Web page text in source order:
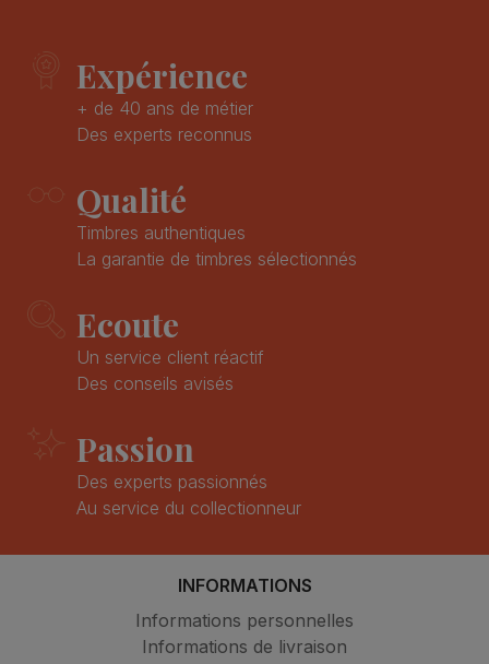
Expérience
+ de 40 ans de métier
Des experts reconnus
Qualité
Timbres authentiques
La garantie de timbres sélectionnés
Ecoute
Un service client réactif
Des conseils avisés
Passion
Des experts passionnés
Au service du collectionneur
INFORMATIONS
Informations personnelles
Informations de livraison